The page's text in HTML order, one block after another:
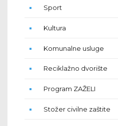
Sport
Kultura
Komunalne usluge
Reciklažno dvorište
Program ZAŽELI
Stožer civilne zaštite